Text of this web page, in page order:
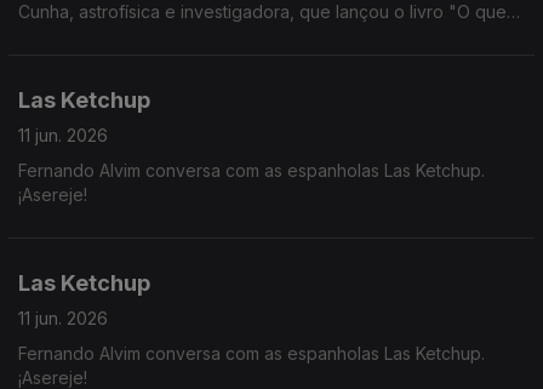
Cunha, astrofísica e investigadora, que lançou o livro "O que
Las Ketchup
11 jun. 2026
Fernando Alvim conversa com as espanholas Las Ketchup.
¡Asereje!
Las Ketchup
11 jun. 2026
Fernando Alvim conversa com as espanholas Las Ketchup.
¡Asereje!